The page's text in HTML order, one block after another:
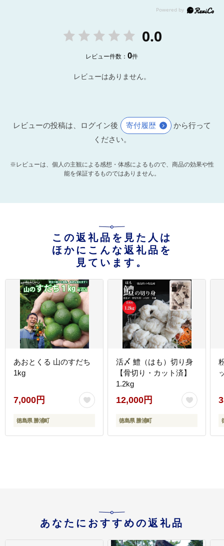
0.0
レビュー件数：0件
レビューはありません。
レビューの投稿は、ログイン後 寄付履歴
から行って
ください。
※レビューは、個人の主観による感想・体感によるもので、商品の効果や性
能を保証するものではありません。
この返礼品を見た人は
ほかにこんな返礼品を
見ています。
あおとくる 山のすだち
1kg
7,000円
徳島県 勝浦町
活〆 鱧（はも）切り身
【骨切り・カット済】
1.2kg
12,000円
徳島県 勝浦町
あなたにおすすめの返礼品